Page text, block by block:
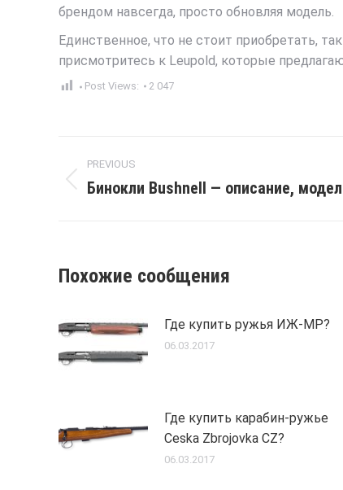
брендом навсегда, просто обновляя модель.
Единственное, что не стоит приобретать,
присмотритесь к Leupold, которые
Post Views: 2 047
Post
navigation
PREVIOUS
Previous
Бинокли Bushnell — описание,
Похожие сообщения
Где купить ружья ИЖ-МР?
06.03.2017
Где купить карабин-ружье
Ceska Zbrojovka CZ?
06.03.2017